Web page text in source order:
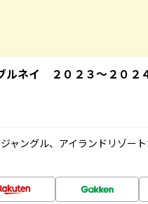
ネイ ２０２３～２０２
ャングル、アイランドリゾー